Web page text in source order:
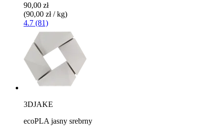
90,00 zł
(90,00 zł / kg)
4.7 (81)
3DJAKE
ecoPLA jasny srebrny